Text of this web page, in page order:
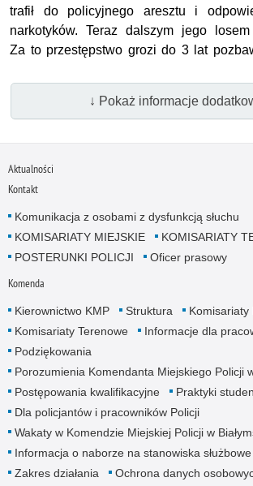
trafił do policyjnego aresztu i
narkotyków. Teraz dalszym jego
Za to przestępstwo grozi do 3 lat
↓ Pokaż informacje
Aktualności
Kontakt
Komunikacja z osobami z dysfunkcją słuchu
KOMISARIATY MIEJSKIE
KOMISARIATY
POSTERUNKI POLICJI
Oficer prasowy
Komenda
Kierownictwo KMP Struktura
Komisariaty
Komisariaty Terenowe
Informacje dla
Podziękowania
Porozumienia Komendanta Miejskiego Policji
Postępowania kwalifikacyjne
Praktyki
Dla policjantów i pracowników Policji
Wakaty w Komendzie Miejskiej Policji w
Informacja o naborze na stanowiska służbowe
Zakres działania
Ochrona danych